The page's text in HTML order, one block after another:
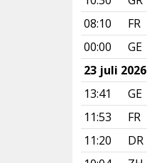
08:10
FR
00:00
GE
23 juli 2026
13:41
GE
11:53
FR
11:20
DR